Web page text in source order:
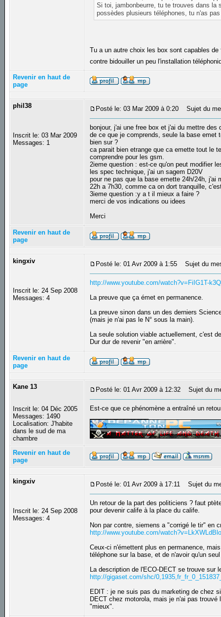
Si toi, jambonbeurre, tu te trouves dans la
possèdes plusieurs téléphones, tu n'as
Tu a un autre choix les box sont capables
contre bidouiller un peu l'installation
Revenir en haut de
page
phil38
Inscrit le: 03 Mar 2009
Messages: 1
Posté le: 03 Mar 2009 à 0:20 Sujet du
bonjour, j'ai une free box et j'ai du mettre
de ce que je comprends, seule la base
bien sur ?
ca parait bien etrange que ca emette tout le
comprendre pour les gsm.
2ieme question : est-ce qu'on peut modifier
les spec technique, j'ai un sagem D20V
pour ne pas que la base emette 24h/24h,
22h a 7h30, comme ca on dort tranquille,
3ieme question :y a t il mieux a faire ?
merci de vos indications ou idees
Merci
Revenir en haut de
page
kingxiv
Inscrit le: 24 Sep 2008
Messages: 4
Posté le: 01 Avr 2009 à 1:55 Sujet du
http://www.youtube.com/watch?v=FiIG1T-
La preuve que ça émet en permanence.
La preuve sinon dans un des derniers
(mais je n'ai pas le N° sous la main).
La seule solution viable actuellement, c'est
Dur dur de revenir "en arrière".
Revenir en haut de
page
Kane 13
Inscrit le: 04 Déc 2005
Messages: 1490
Localisation: J'habite
dans le sud de ma
chambre
Posté le: 01 Avr 2009 à 12:32 Sujet du
Est-ce que ce phénomène a entraîné un
Revenir en haut de
page
kingxiv
Inscrit le: 24 Sep 2008
Messages: 4
Posté le: 01 Avr 2009 à 17:11 Sujet du
Un retour de la part des politiciens ? faut
pour devenir calife à la place du calife.
Non par contre, siemens a "corrigé le tir" en
http://www.youtube.com/
Ceux-ci n'émettent plus en permanence,
téléphone sur la base, et de n'avoir qu'un
La description de l'ECO-DECT se trouve sur
http://gigaset.com/shc/
EDIT : je ne suis pas du marketing de chez
DECT chez motorola, mais je n'ai pas
"mieux".